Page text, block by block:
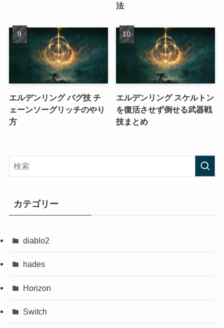
法
エルデンリング バグ技 チ
ェーンソーグリッチのやり
方
エルデンリング スケルトン
を復活させず倒せる武器戦
技まとめ
カテゴリー
diablo2
hades
Horizon
Switch